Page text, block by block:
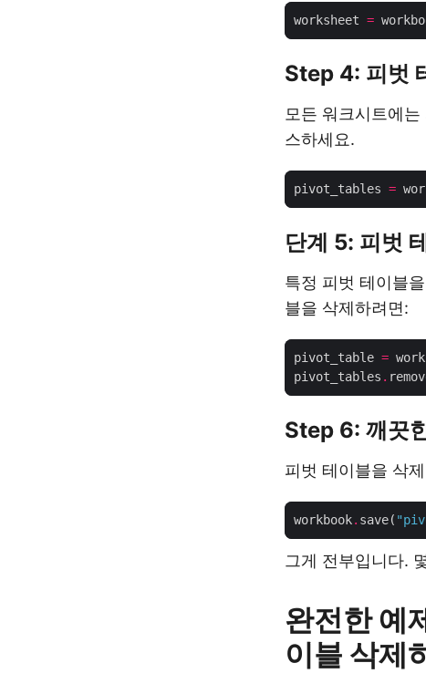
worksheet =
Step 4: 피벗
모든 워크시트에
스하세요.
pivot_tables =
단계 5: 피벗
특정 피벗 테이블
블을 삭제하려면:
pivot_table =
pivot_tables .
Step 6: 깨끗
피벗 테이블을 삭
workbook. save(
그게 전부입니다.
완전한 예
이블 삭제